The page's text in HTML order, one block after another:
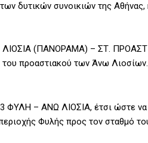
δυτικών συνοικιών της Αθήνας,
ΛΙΟΣΙΑ (ΠΑΝΟΡΑΜΑ) – ΣΤ.
προαστιακού των Άνω Λιοσίων.
ΦΥΛΗ – ΑΝΩ ΛΙΟΣΙΑ, έτσι ώστε να
Φυλής προς τον σταθμό